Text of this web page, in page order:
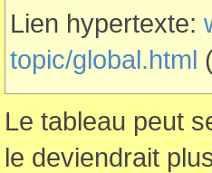
Lien hypertexte:
topic/global.html
Le tableau peut
le deviendrait